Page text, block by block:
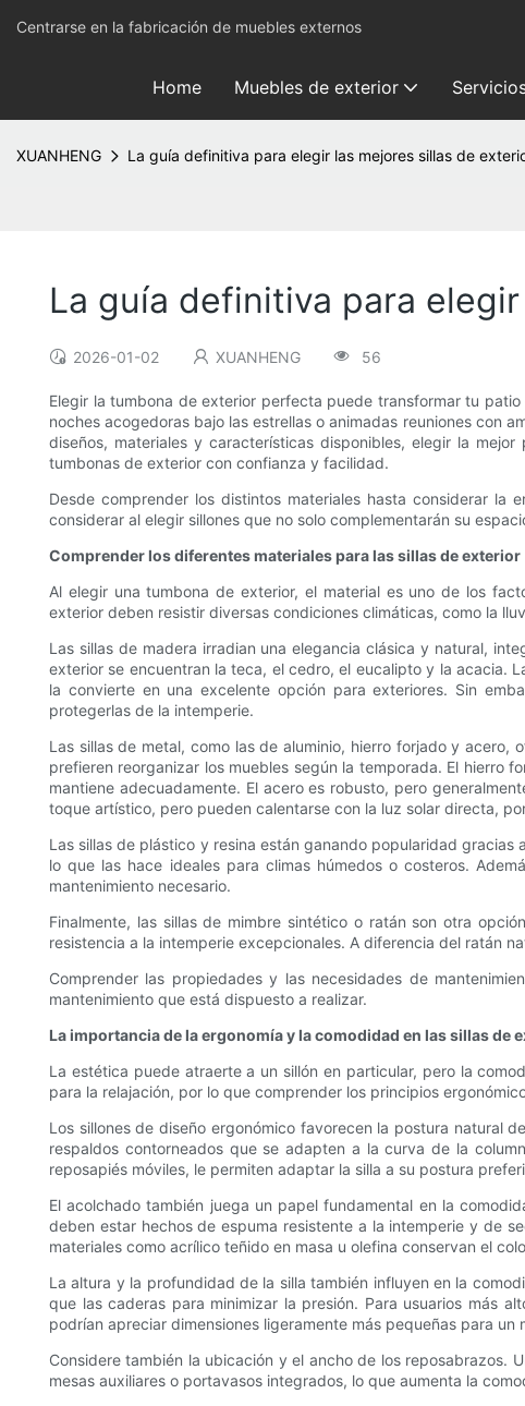
Centrarse en la fabricación de muebles externos
Home Muebles de exterior
XUANHENG La guía definitiva para elegir las mejores sillas de
La guía definitiva para
2026-01-02 XUANHENG 56
Elegir la tumbona de exterior perfecta puede transformar tu
noches acogedoras bajo las estrellas o animadas reuniones con
diseños, materiales y características disponibles, elegir la
tumbonas de exterior con confianza y facilidad.
Desde comprender los distintos materiales hasta considerar la
considerar al elegir sillones que no solo complementarán su
Comprender los diferentes materiales para las sillas de exterior
Al elegir una tumbona de exterior, el material es uno de los
exterior deben resistir diversas condiciones climáticas, como la
Las sillas de madera irradian una elegancia clásica y natural,
exterior se encuentran la teca, el cedro, el eucalipto y la acacia.
la convierte en una excelente opción para exteriores. Sin
protegerlas de la intemperie.
Las sillas de metal, como las de aluminio, hierro forjado y
prefieren reorganizar los muebles según la temporada. El hierro
mantiene adecuadamente. El acero es robusto, pero
toque artístico, pero pueden calentarse con la luz solar directa,
Las sillas de plástico y resina están ganando popularidad
lo que las hace ideales para climas húmedos o costeros.
mantenimiento necesario.
Finalmente, las sillas de mimbre sintético o ratán son otra
resistencia a la intemperie excepcionales. A diferencia del ratán
Comprender las propiedades y las necesidades de
mantenimiento que está dispuesto a realizar.
La importancia de la ergonomía y la comodidad en las sillas de
La estética puede atraerte a un sillón en particular, pero la
para la relajación, por lo que comprender los principios
Los sillones de diseño ergonómico favorecen la postura natural
respaldos contorneados que se adapten a la curva de la
reposapiés móviles, le permiten adaptar la silla a su postura
El acolchado también juega un papel fundamental en la
deben estar hechos de espuma resistente a la intemperie y de
materiales como acrílico teñido en masa u olefina conservan el
La altura y la profundidad de la silla también influyen en la
que las caderas para minimizar la presión. Para usuarios más
podrían apreciar dimensiones ligeramente más pequeñas para un
Considere también la ubicación y el ancho de los reposabrazos.
mesas auxiliares o portavasos integrados, lo que aumenta la